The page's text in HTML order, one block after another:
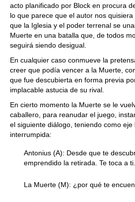
acto planificado por Block en procura
lo que parece que el autor nos
que la Iglesia y el poder terrenal se
Muerte en una batalla que, de todos
seguirá siendo desigual.
En cualquier caso conmueve la
creer que podía vencer a la Muerte,
que fue descubierta en forma previa
implacable astucia de su rival.
En cierto momento la Muerte se le
caballero, para reanudar el juego,
el siguiente diálogo, teniendo como
interrumpida:
Antonius (A): Desde que te
emprendido la retirada. Te toca a ti.
La Muerte (M): ¿por qué te